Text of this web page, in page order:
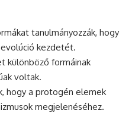
tanulmányozzák, hogy
evolúció kezdetét.
különböző formáinak
voltak.
hogy a protogén elemek
megjelenéséhez.